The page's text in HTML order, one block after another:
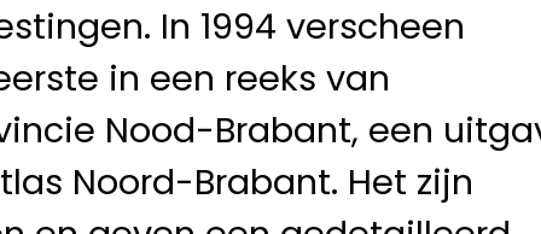
In 1994 verscheen
in een reeks van
Nood-Brabant, een
Noord-Brabant. Het zijn